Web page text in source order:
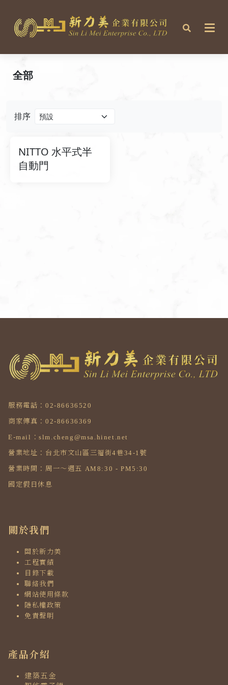
排序
NITTO 水平式半
自動門
全部
服務電話：02-86636520
商家傳真：02-86636369
E-mail：slm.cheng@msa.hinet.net
營業地址：台北市文山區三福街4巷34-1號
營業時間：周一～週五 AM8:30 - PM5:30
國定假日休息
關於我們
關於新力美
工程實績
目錄下載
聯絡我們
網站使用條款
隱私權政策
免責聲明
產品介紹
建築五金